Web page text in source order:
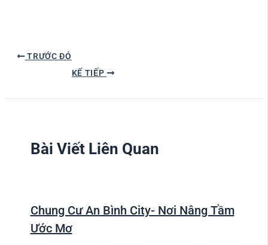
TRƯỚC ĐÓ
KẾ TIẾP
Bài Viết Liên Quan
Chung Cư An Bình City- Nơi Nâng Tầm
Ước Mơ